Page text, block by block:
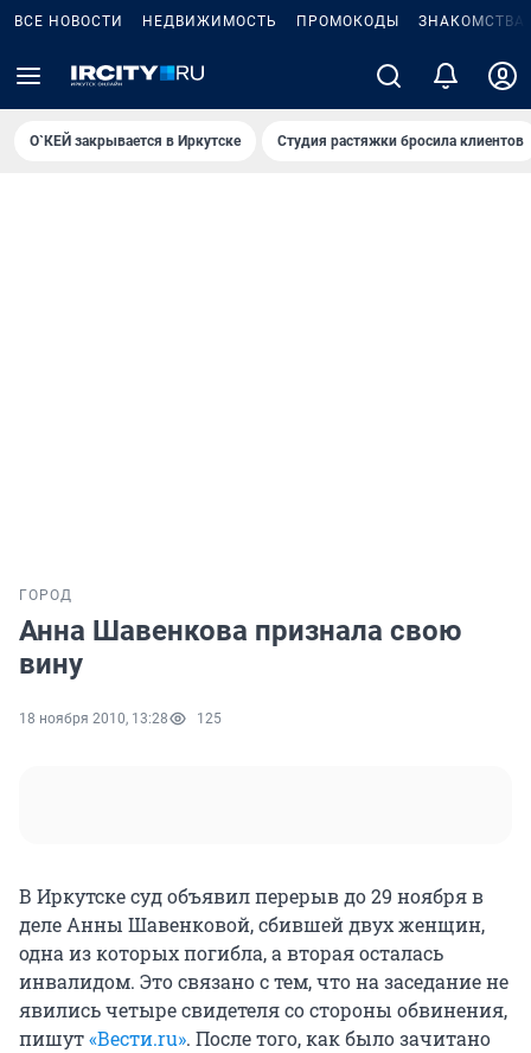
ВСЕ НОВОСТИ НЕДВИЖИМОСТЬ ПРОМОКОДЫ ЗНАКОМСТВА
О`КЕЙ закрывается в Иркутске Студия растяжки бросила клиентов
ГОРОД
Анна Шавенкова признала свою
вину
18 ноября 2010, 13:28 125
В Иркутске суд объявил перерыв до 29 ноября в
деле Анны Шавенковой, сбившей двух женщин,
одна из которых погибла, а вторая осталась
инвалидом. Это связано с тем, что на заседание не
явились четыре свидетеля со стороны обвинения,
пишут«Вести.ru». После того, как было зачитано